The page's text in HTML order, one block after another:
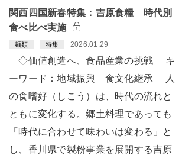
関西四国新春特集：吉原食糧 時代別
食べ比べ実施
麺類 特集 2026.01.29
◇価値創造へ、食品産業の挑戦 キ
ーワード：地域振興 食文化継承 人
の食嗜好（しこう）は、時代の流れと
ともに変化する。郷土料理であっても
「時代に合わせて味わいは変わる」と
し、香川県で製粉事業を展開する吉原